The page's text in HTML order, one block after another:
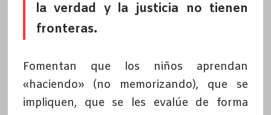
la verdad y la justicia no tienen
fronteras.
Fomentan que los niños aprendan
«haciendo» (no memorizando), que se
impliquen, que se les evalúe de forma